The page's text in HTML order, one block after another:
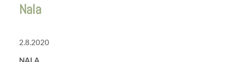
Nala
2.8.2020
NALA